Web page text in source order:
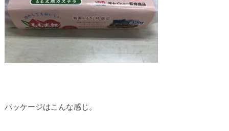
パッケージはこんな感じ。